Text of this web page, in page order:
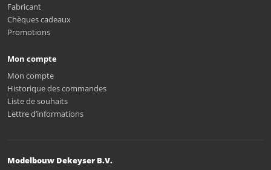
Fabricant
Chèques cadeaux
Promotions
Mon compte
Mon compte
Historique des commandes
Liste de souhaits
Lettre d’informations
Modelbouw Dekeyser B.V.